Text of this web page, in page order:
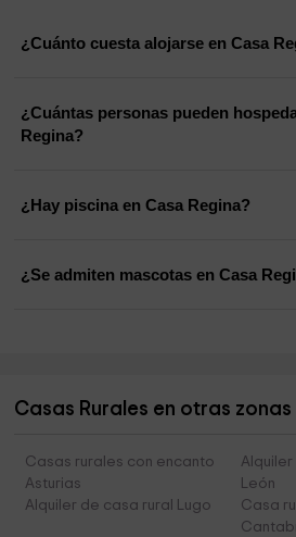
¿Cuánto cuesta alojarse en Casa
¿Cuántas personas pueden
Regina?
¿Hay piscina en Casa Regina?
¿Se admiten mascotas en Casa
Casas Rurales en otras
Casas rurales con encanto
Asturias
León
Alquiler de casa rural Lugo
Casa